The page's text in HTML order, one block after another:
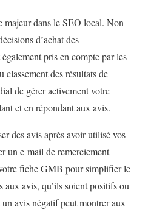
majeur dans le SEO local. Non
d’achat des
pris en compte par les
des résultats de
de gérer activement votre
et en répondant aux avis.
des avis après avoir utilisé vos
un e-mail de remerciement
fiche GMB pour simplifier le
aux avis, qu’ils soient positifs ou
avis négatif peut montrer aux